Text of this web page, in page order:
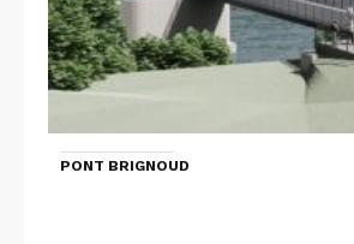
PONT BRIGNOUD